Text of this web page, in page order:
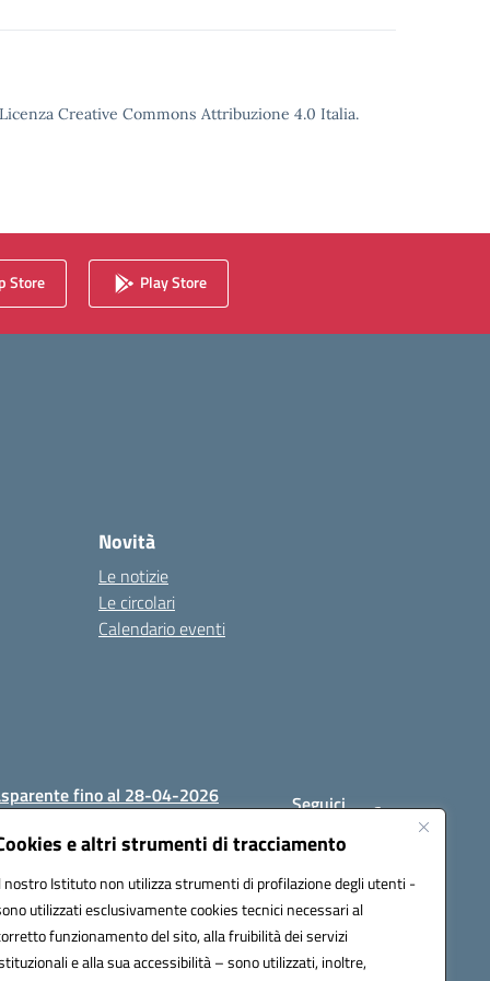
e altri strumenti di tracciamento
nostro Istituto non utilizza strumenti di profilazione degli utenti -
utilizzati esclusivamente cookies tecnici necessari al
funzionamento del sito, alla fruibilità dei servizi
e alla sua accessibilità – sono utilizzati, inoltre,
Creative Commons Attribuzione 4.0 Italia.
Store Play Store
Novità
Le notizie
Le circolari
Calendario eventi
fino al 28-04-2026
Seguici